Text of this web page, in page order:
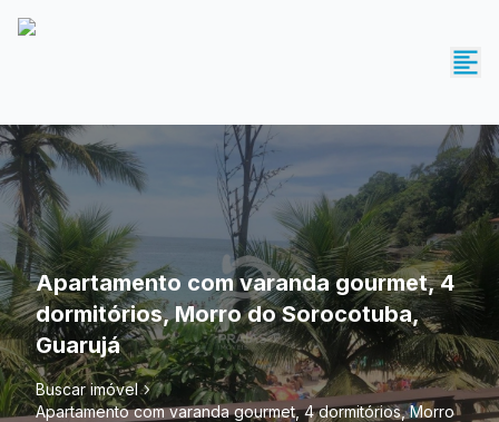
Apartamento com varanda gourmet, 4
dormitórios, Morro do Sorocotuba,
Guarujá
Buscar imóvel
Apartamento com varanda gourmet, 4 dormitórios, Morro